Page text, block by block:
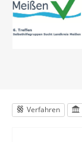
Verfahren